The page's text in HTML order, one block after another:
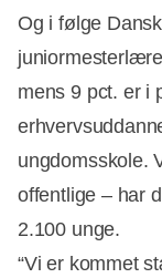
Og i følge
mens 9 pct. er i
ungdomsskole.
offentlige – har
2.100 unge.
“Vi er kommet